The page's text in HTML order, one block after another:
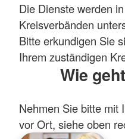
Die Dienste werden
Kreisverbänden
Bitte erkundigen Sie
Ihrem zuständigen
Wie
Nehmen Sie bitte mit
vor Ort, siehe oben